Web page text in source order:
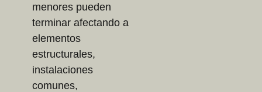
menores pueden
terminar afectando a
elementos
estructurales,
instalaciones
comunes,